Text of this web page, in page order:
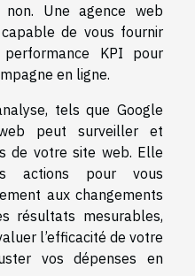
Une agence web
de vous fournir
KPI pour
en ligne.
tels que Google
peut surveiller et
de votre site web. Elle
actions pour vous
aux changements
résultats mesurables,
l’efficacité de votre
vos dépenses en